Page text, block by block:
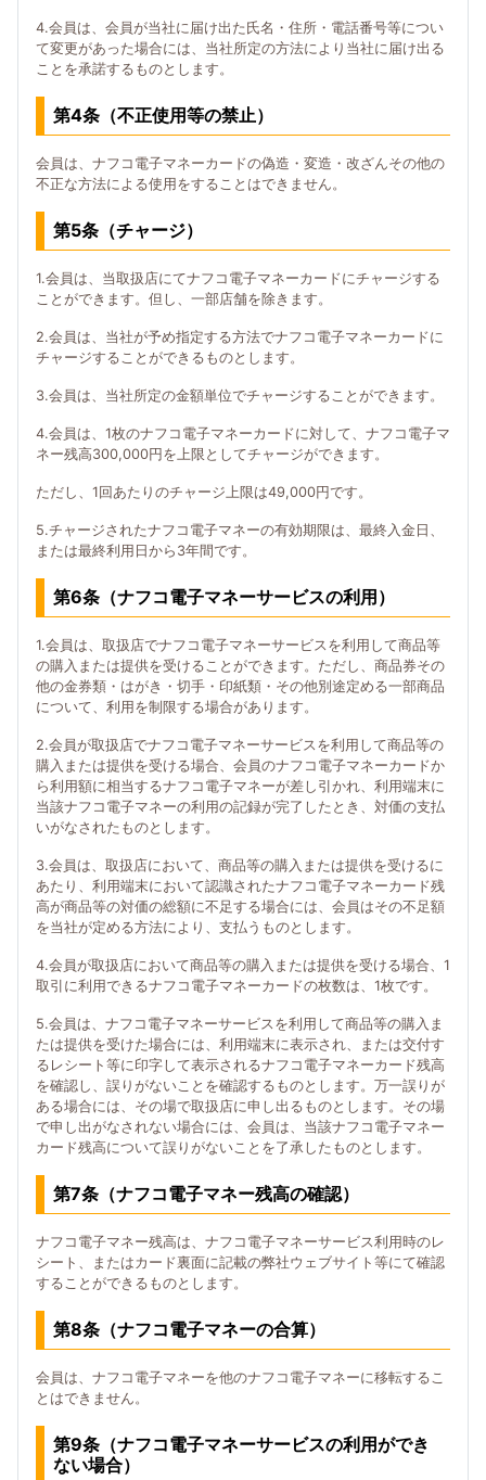
4.会員は、会員が当社に届け出た氏名・住所・電話番号等につい
て変更があった場合には、当社所定の方法により当社に届け出る
ことを承諾するものとします。
第4条（不正使用等の禁止）
会員は、ナフコ電子マネーカードの偽造・変造・改ざんその他の
不正な方法による使用をすることはできません。
第5条（チャージ）
1.会員は、当取扱店にてナフコ電子マネーカードにチャージする
ことができます。但し、一部店舗を除きます。
2.会員は、当社が予め指定する方法でナフコ電子マネーカードに
チャージすることができるものとします。
3.会員は、当社所定の金額単位でチャージすることができます。
4.会員は、1枚のナフコ電子マネーカードに対して、ナフコ電子マ
ネー残高300,000円を上限としてチャージができます。
ただし、1回あたりのチャージ上限は49,000円です。
5.チャージされたナフコ電子マネーの有効期限は、最終入金日、
または最終利用日から3年間です。
第6条（ナフコ電子マネーサービスの利用）
1.会員は、取扱店でナフコ電子マネーサービスを利用して商品等
の購入または提供を受けることができます。ただし、商品券その
他の金券類・はがき・切手・印紙類・その他別途定める一部商品
について、利用を制限する場合があります。
2.会員が取扱店でナフコ電子マネーサービスを利用して商品等の
購入または提供を受ける場合、会員のナフコ電子マネーカードか
ら利用額に相当するナフコ電子マネーが差し引かれ、利用端末に
当該ナフコ電子マネーの利用の記録が完了したとき、対価の支払
いがなされたものとします。
3.会員は、取扱店において、商品等の購入または提供を受けるに
あたり、利用端末において認識されたナフコ電子マネーカード残
高が商品等の対価の総額に不足する場合には、会員はその不足額
を当社が定める方法により、支払うものとします。
4.会員が取扱店において商品等の購入または提供を受ける場合、1
取引に利用できるナフコ電子マネーカードの枚数は、1枚です。
5.会員は、ナフコ電子マネーサービスを利用して商品等の購入ま
たは提供を受けた場合には、利用端末に表示され、または交付す
るレシート等に印字して表示されるナフコ電子マネーカード残高
を確認し、誤りがないことを確認するものとします。万一誤りが
ある場合には、その場で取扱店に申し出るものとします。その場
で申し出がなされない場合には、会員は、当該ナフコ電子マネー
カード残高について誤りがないことを了承したものとします。
第7条（ナフコ電子マネー残高の確認）
ナフコ電子マネー残高は、ナフコ電子マネーサービス利用時のレ
シート、またはカード裏面に記載の弊社ウェブサイト等にて確認
することができるものとします。
第8条（ナフコ電子マネーの合算）
会員は、ナフコ電子マネーを他のナフコ電子マネーに移転するこ
とはできません。
第9条（ナフコ電子マネーサービスの利用ができ
ない場合）